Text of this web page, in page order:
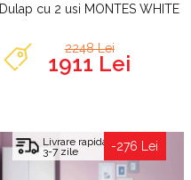
Dulap cu 2 usi MONTES WHITE
2248 Lei
1911 Lei
Livrare rapida
3-7 zile -276 Lei